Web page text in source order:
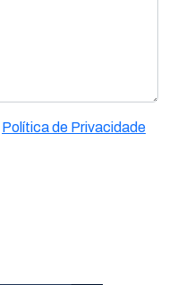
Política de Privacidade